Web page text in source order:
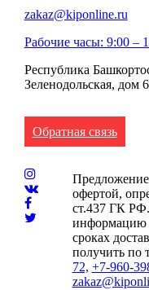
zakaz@kiponline.ru
Рабочие часы: 9:00
Республика
Зеленодольская, дом
Обратная связь
Предложение
офертой,
ст.437 ГК
информацию
сроках
получить по
72, +7-960-